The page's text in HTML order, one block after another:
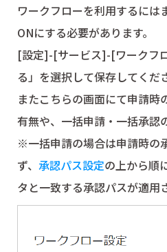
ワークフローを利用するには
ONにする必要があります。
[設定]-[サービス]-[ワークフ
る」を選択して保存してくだ
またこちらの画面にて申請時
有無や、一括申請・一括承認
※一括申請の場合は申請時の
ず、 承認パス設定の上から順
タと一致する承認パスが適用